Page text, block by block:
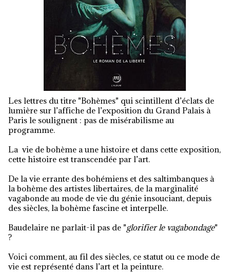
Les lettres du titre "Bohèmes" qui scintillent d’éclats de
lumière sur l’affiche de l’exposition du Grand Palais à
Paris le soulignent : pas de misérabilisme au
programme.
La vie de bohème a une histoire et dans cette exposition,
cette histoire est transcendée par l’art.
De la vie errante des bohémiens et des saltimbanques à
la bohème des artistes libertaires, de la marginalité
vagabonde au mode de vie du génie insouciant, depuis
des siècles, la bohème fascine et interpelle.
Baudelaire ne parlait-il pas de "glorifier le vagabondage"
?
Voici comment, au fil des siècles, ce statut ou ce mode de
vie est représenté dans l’art et la peinture.